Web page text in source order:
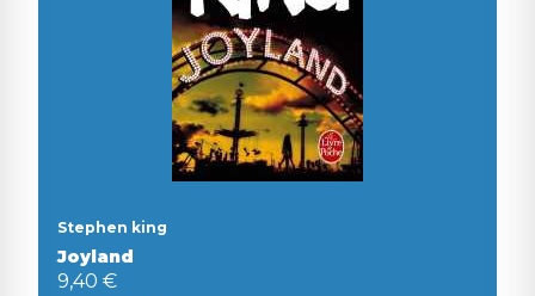
Stephen king
Joyland
9,40 €